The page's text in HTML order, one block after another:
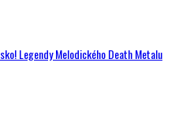
Legendy Melodického Death Metalu